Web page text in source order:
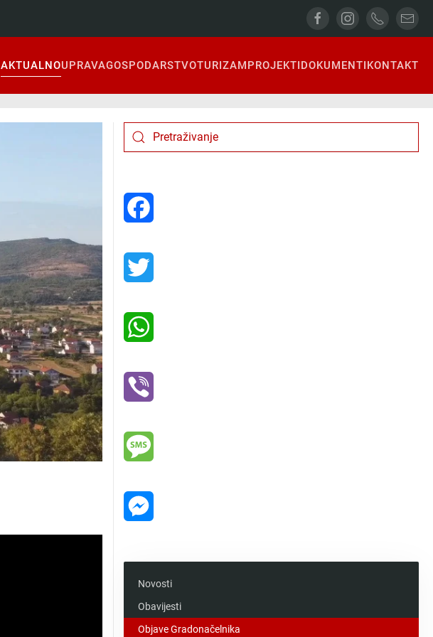
AKTUALNOUPRAVAGOSPODARSTVOTURIZAMPROJEKTIDOKUMENTIKONTAKT
Novosti
Obavijesti
Objave Gradonačelnika